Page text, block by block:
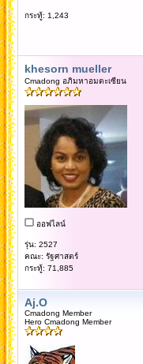
กระทู้: 1,243
khesorn mueller
Cmadong อภิมหาอมตะเซียน
ออฟไลน์
รุ่น: 2527
คณะ: รัฐศาสตร์
กระทู้: 71,885
Aj.O
Cmadong Member
Hero Cmadong Member